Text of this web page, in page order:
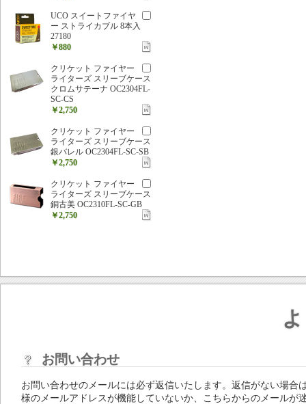
UCO スイートファイヤ
ー ストライカブル 8本入
27180
￥880
クリケット ファイヤー
ライターズ スリーブケース
クロムサテーナ OC2304FL-
SC-CS
￥2,750
クリケット ファイヤー
ライターズ スリーブケース
銀バレル OC2304FL-SC-SB
￥2,750
クリケット ファイヤー
ライターズ スリーブケース
銅古美 OC2310FL-SC-GB
￥2,750
お問い合わせ
お問い合わせのメールには必ず返信いたします。返信がない場合
様のメールアドレスが機能していないか、こちらからのメールが